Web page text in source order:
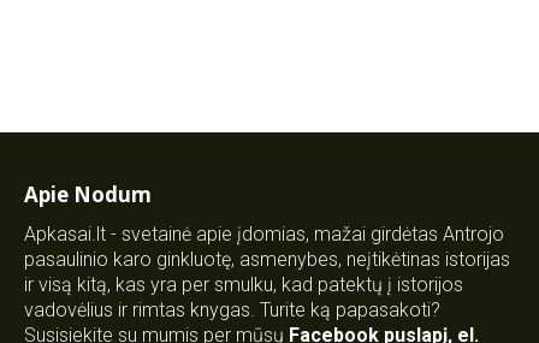
Apie Nodum
Apkasai.lt - svetainė apie įdomias, mažai girdėtas Antrojo
pasaulinio karo ginkluotę, asmenybes, neįtikėtinas istorijas
ir visą kitą, kas yra per smulku, kad patektų į istorijos
vadovėlius ir rimtas knygas. Turite ką papasakoti?
Susisiekite su mumis per mūsų Facebook puslapį, el.